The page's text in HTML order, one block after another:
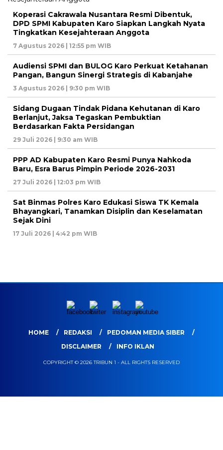
Koperasi Cakrawala Nusantara Resmi Dibentuk,
DPD SPMI Kabupaten Karo Siapkan Langkah Nyata
Tingkatkan Kesejahteraan Anggota
7 Agustus 2026 | 12:55 pm WIB
Audiensi SPMI dan BULOG Karo Perkuat Ketahanan
Pangan, Bangun Sinergi Strategis di Kabanjahe
3 Agustus 2026 | 9:30 pm WIB
Sidang Dugaan Tindak Pidana Kehutanan di Karo
Berlanjut, Jaksa Tegaskan Pembuktian
Berdasarkan Fakta Persidangan
29 Juli 2026 | 9:30 am WIB
PPP AD Kabupaten Karo Resmi Punya Nahkoda
Baru, Esra Barus Pimpin Periode 2026-2031
27 Juli 2026 | 12:03 pm WIB
Sat Binmas Polres Karo Edukasi Siswa TK Kemala
Bhayangkari, Tanamkan Disiplin dan Keselamatan
Sejak Dini
17 Juli 2026 | 4:42 pm WIB
HOME REDAKSI
PEDOMAN MEDIA SIBER
DISCLAIMER
INFO IKLAN
COPYRIGHT © 2026 TRIBUN 1 - ALL RIGHTS RESERVED